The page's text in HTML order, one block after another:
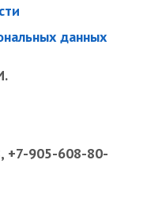
данных
+7-905-608-80-